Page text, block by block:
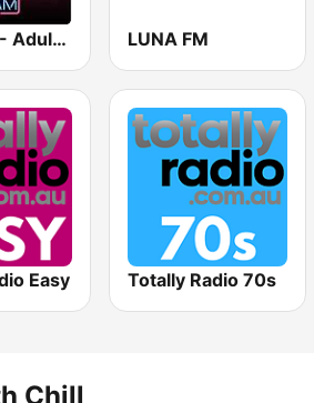
Beam FM - Adult Hits LUNA FM
Easy Totally Radio 70s
Chill